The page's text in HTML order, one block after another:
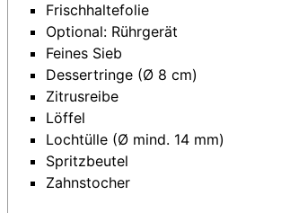
Frischhaltefolie
Optional: Rührgerät
Feines Sieb
Dessertringe (Ø 8 cm)
Zitrusreibe
Löffel
Lochtülle (Ø mind. 14 mm)
Spritzbeutel
Zahnstocher